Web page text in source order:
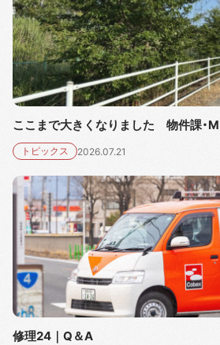
ここまで大きくなりました 物件課・M
トピックス 2026.07.21
修理24｜Q＆A